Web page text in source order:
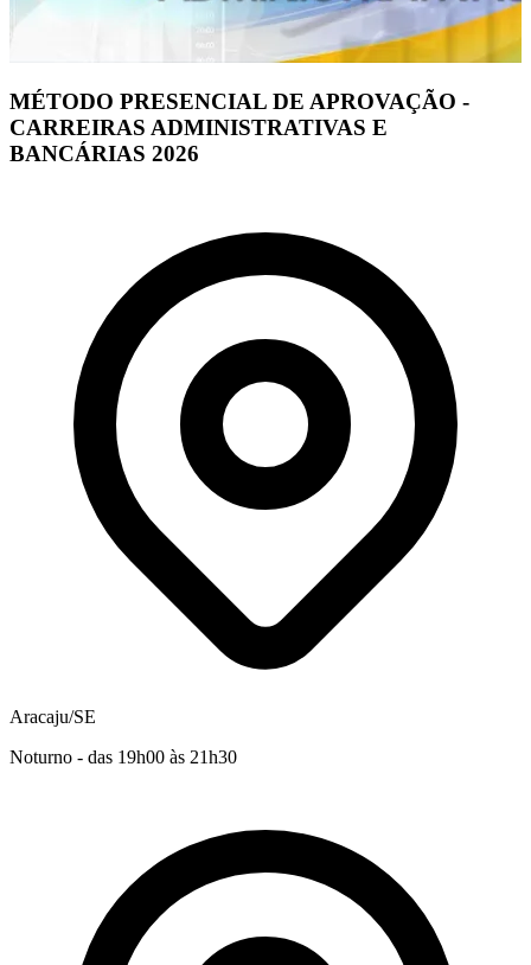
MÉTODO PRESENCIAL DE APROVAÇÃO -
CARREIRAS ADMINISTRATIVAS E
BANCÁRIAS 2026
Aracaju/SE
Noturno - das 19h00 às 21h30